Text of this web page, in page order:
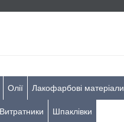
Олії Лакофарбові матеріали
Витратники Шпаклівки